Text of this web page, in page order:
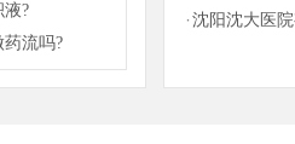
?
流吗?
沈阳沈大医